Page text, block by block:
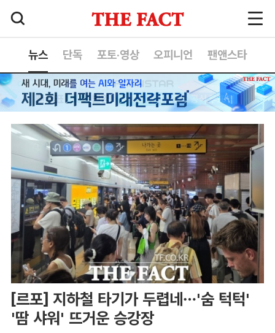
뉴스 단독 포토·영상 오피니언 팬앤스타
[르포] 지하철 타기가 두렵네…'숨 턱턱'
'땀 샤워' 뜨거운 승강장